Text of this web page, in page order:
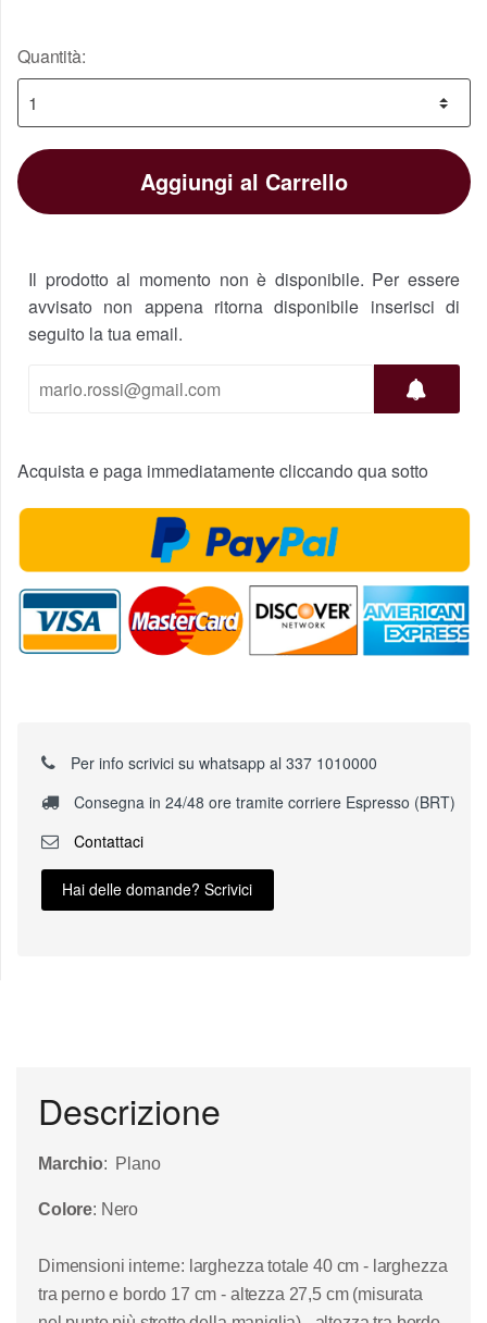
Quantità:
Aggiungi al Carrello
Il prodotto al momento non è disponibile. Per essere
avvisato non appena ritorna disponibile inserisci di
seguito la tua email.
Acquista e paga immediatamente cliccando qua sotto
Per info scrivici su whatsapp al 337 1010000
Consegna in 24/48 ore tramite corriere Espresso (BRT)
Contattaci
Hai delle domande? Scrivici
Descrizione
Marchio: Plano
Colore: Nero
Dimensioni interne: larghezza totale 40 cm - larghezza
tra perno e bordo 17 cm - altezza 27,5 cm (misurata